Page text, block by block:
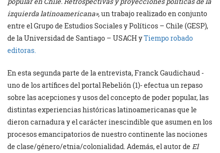
izquierda latinoamericana»,un trabajo realizado en conjunto
entre el Grupo de Estudios Sociales y Políticos – Chile (GESP),
de la Universidad de Santiago – USACH yTiempo robado
editoras.
En esta segunda parte de la entrevista, Franck Gaudichaud -
uno de los artífices del portal Rebelión (1)- efectua un repaso
sobre las acepciones y usos del concepto de poder popular, las
distintas experiencias históricas latinoamericanas que le
dieron carnadura y el carácter inescindible que asumen en los
procesos emancipatorios de nuestro continente las nociones
de clase/género/etnia/colonialidad. Además, el autor de El